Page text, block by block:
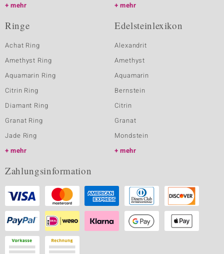
mehr
mehr
Ringe
Achat Ring
Amethyst Ring
Aquamarin Ring
Citrin Ring
Diamant Ring
Granat Ring
Jade Ring
mehr
Edelsteinlexikon
Alexandrit
Amethyst
Aquamarin
Bernstein
Citrin
Granat
Mondstein
mehr
Zahlungsinformation